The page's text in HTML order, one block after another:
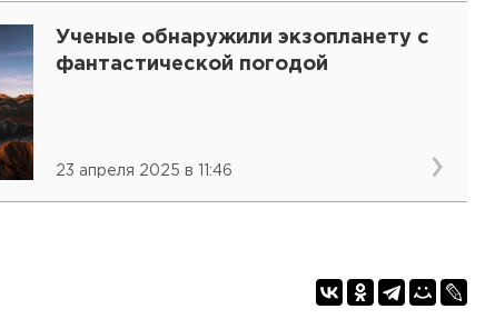
Ученые обнаружили экзопланету с
фантастической погодой
23 апреля 2025 в 11:46